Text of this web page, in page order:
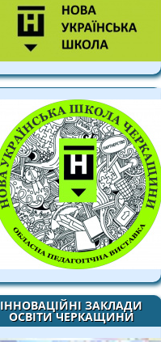
ІННОВАЦІЙНІ ЗАКЛАДИ
ОСВІТИ ЧЕРКАЩИНИ